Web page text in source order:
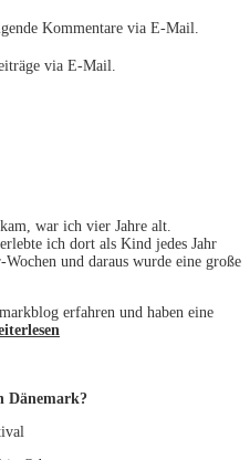
Kommentare via E-Mail.
via E-Mail.
war ich vier Jahre alt.
ich dort als Kind jedes Jahr
und daraus wurde eine große
erfahren und haben eine
Dänemark?